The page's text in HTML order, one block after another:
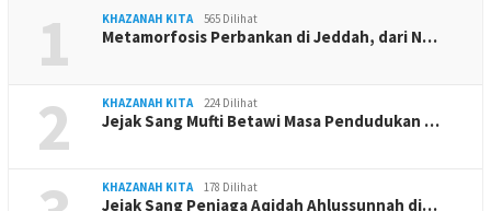
1 KHAZANAH KITA 565 Dilihat
Metamorfosis Perbankan di Jeddah, dari N…
2 KHAZANAH KITA 224 Dilihat
Jejak Sang Mufti Betawi Masa Pendudukan …
KHAZANAH KITA 178 Dilihat
Jejak Sang Penjaga Aqidah Ahlussunnah di…